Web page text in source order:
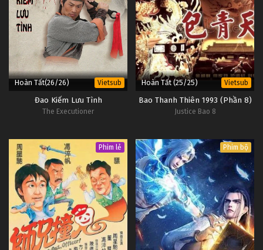
Hoàn Tất(26/26) Vietsub
Đao Kiếm Lưu Tình
The Executioner
Hoàn Tất (25/25) Vietsub
Bao Thanh Thiên 1993 (Phần 8)
Justice Bao 8
Phim lẻ Phim bộ